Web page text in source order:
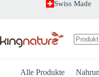
Swiss Made
Alle Produkte